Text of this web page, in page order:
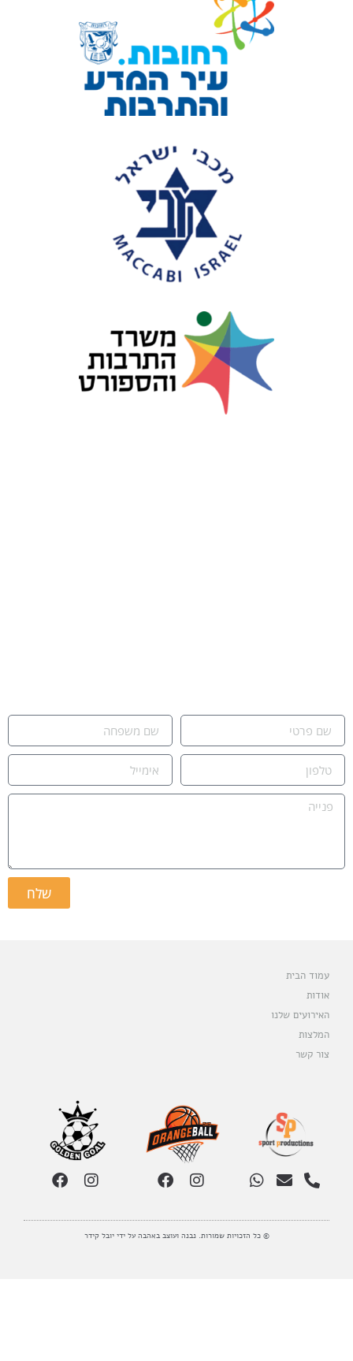
שלח
עמוד הבית
אודות
האירועים שלנו
המלצות
צור קשר
© כל הזכויות שמורות. נבנה ועוצב באהבה על ידי יובל קידר